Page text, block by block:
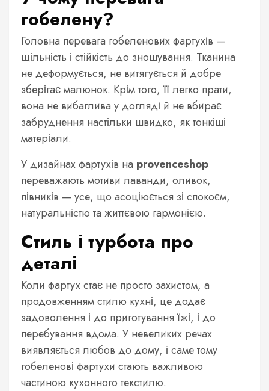
гобелену?
Головна перевага гобеленових фартухів —
щільність і стійкість до зношування. Тканина
не деформується, не витягується й добре
зберігає малюнок. Крім того, її легко прати,
вона не вибаглива у догляді й не вбирає
забруднення настільки швидко, як тонкіші
матеріали.
У дизайнах фартухів на provenceshop
переважають мотиви лаванди, оливок,
півників — усе, що асоціюється зі спокоєм,
натуральністю та життєвою гармонією.
Стиль і турбота про
деталі
Коли фартух стає не просто захистом, а
продовженням стилю кухні, це додає
задоволення і до приготування їжі, і до
перебування вдома. У невеликих речах
виявляється любов до дому, і саме тому
гобеленові фартухи стають важливою
частиною кухонного текстилю.